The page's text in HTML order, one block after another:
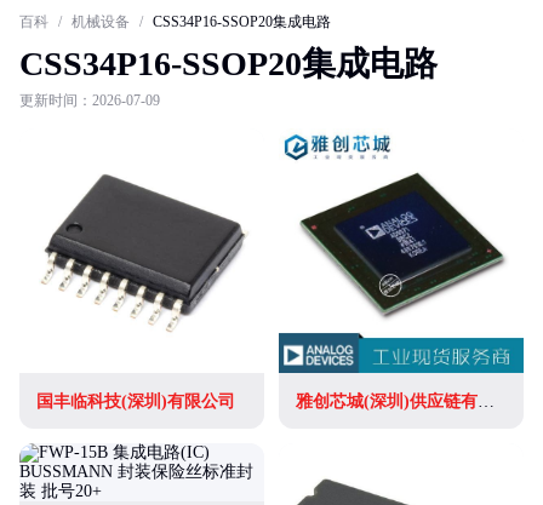
百科 / 机械设备 / CSS34P16-SSOP20集成电路
CSS34P16-SSOP20集成电路
更新时间：2026-07-09
国丰临科技(深圳)有限公司 雅创芯城(深圳)供应链有限公司